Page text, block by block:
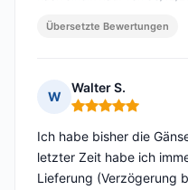
Übersetzte Bewertungen
W
Walter S.
Hinweis: 5 von 5
Ich habe bisher die
letzter Zeit habe ich
Lieferung (Verzögerung